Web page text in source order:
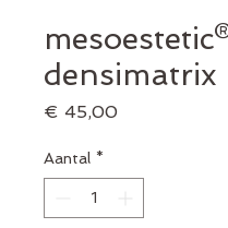
densimatrix
€ 45,00Prijs
Aantal *